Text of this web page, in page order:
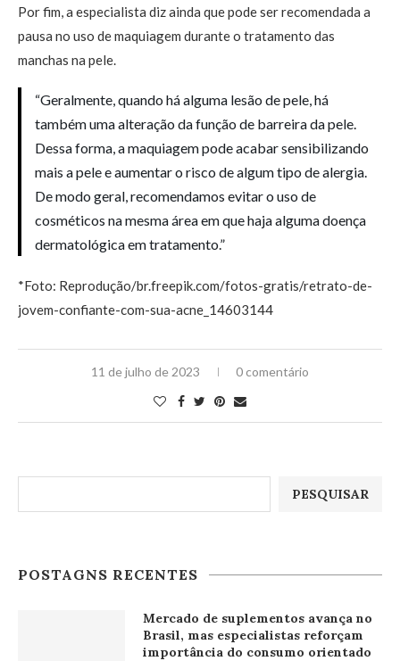
Por fim, a especialista diz ainda que pode ser recomendada a
pausa no uso de maquiagem durante o tratamento das
manchas na pele.
“Geralmente, quando há alguma lesão de pele, há
também uma alteração da função de barreira da pele.
Dessa forma, a maquiagem pode acabar sensibilizando
mais a pele e aumentar o risco de algum tipo de alergia.
De modo geral, recomendamos evitar o uso de
cosméticos na mesma área em que haja alguma doença
dermatológica em tratamento.”
*Foto: Reprodução/br.freepik.com/fotos-gratis/retrato-de-
jovem-confiante-com-sua-acne_14603144
11 de julho de 2023 0 comentário
PESQUISAR
POSTAGNS RECENTES
Mercado de suplementos avança no
Brasil, mas especialistas reforçam
importância do consumo orientado